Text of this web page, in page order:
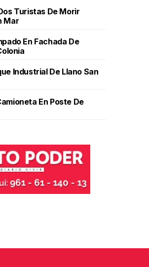
de siglo
Turistas De Morir
Mar
En Fachada De
Industrial De Llano San
En Poste De